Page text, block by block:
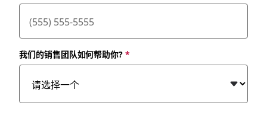
我们的销售团队如何帮助你? *